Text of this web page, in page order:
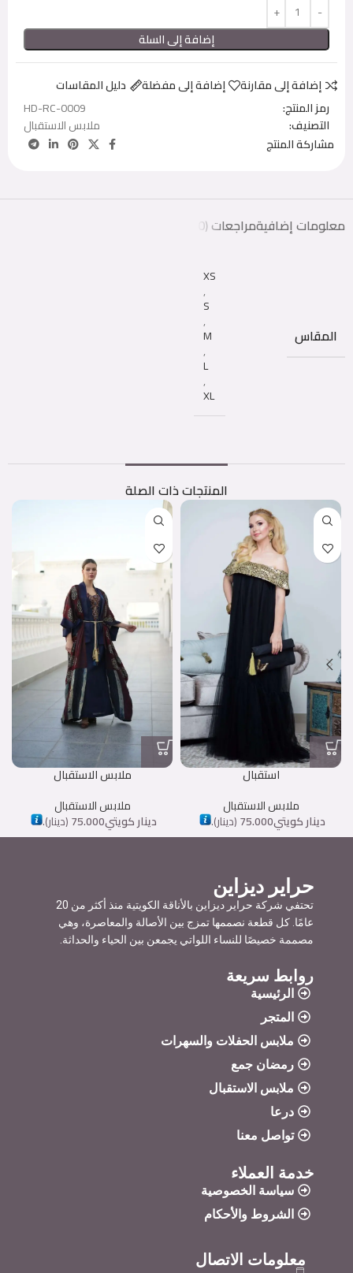
إضافة إلى السلة
إضافة إلى مقارنة إضافة إلى مفضلة
دليل المقاسات
رمز المنتج:
HD-RC-0009
التصنيف:
ملابس الاستقبال
مشاركة المنتج
معلومات إضافيةمراجعات (0)
المقاس
XS
,
S
,
M
,
L
,
XL
المنتجات ذات الصلة
استقبال
ملابس الاستقبال
دينار كويتي75.000
(دينار).
ملابس الاستقبال
ملابس الاستقبال
دينار كويتي75.000
(دينار).
حراير ديزاين
تحتفي شركة حراير ديزاين بالأناقة الكويتية منذ أكثر من 20
عامًا. كل قطعة نصممها تمزج بين الأصالة والمعاصرة، وهي
مصممة خصيصًا للنساء اللواتي يجمعن بين الحياء والحداثة.
روابط سريعة
الرئيسية
المتجر
ملابس الحفلات والسهرات
رمضان جمع
ملابس الاستقبال
درعا
تواصل معنا
خدمة العملاء
سياسة الخصوصية
الشروط والأحكام
معلومات الاتصال